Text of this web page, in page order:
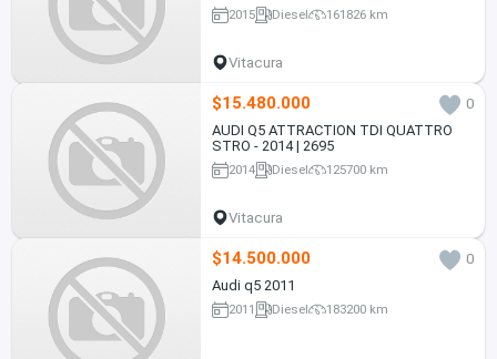
2015 Diesel 161826 km
Vitacura
$15.480.000
0
AUDI Q5 ATTRACTION TDI QUATTRO
STRO - 2014 | 2695
2014 Diesel 125700 km
Vitacura
$14.500.000
0
Audi q5 2011
2011 Diesel 183200 km